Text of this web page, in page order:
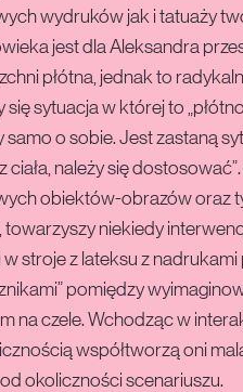
wydruków jak i tatuaży
jest dla Aleksandra
płótna, jednak to
się sytuacja w której to
o sobie. Jest zastaną
ciała, należy się
obiektów-obrazów oraz
towarzyszy niekiedy
stroje z lateksu z
pomiędzy
na czele. Wchodząc w
współtworzą oni
okoliczności scenariuszu.